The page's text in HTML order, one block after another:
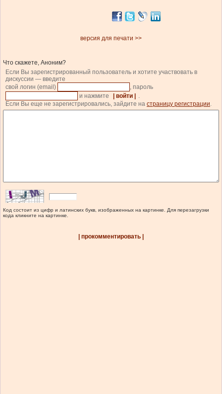
версия для печати >>
Что скажете, Аноним?
Если Вы зарегистрированный пользователь и хотите участвовать в
дискуссии — введите
свой логин (email)
, пароль
и нажмите
| войти |
.
Если Вы еще не зарегистрировались, зайдите на страницу регистрации.
Код состоит из цифр и латинских букв, изображенных на картинке. Для перезагрузки
кода кликните на картинке.
| прокомментировать |